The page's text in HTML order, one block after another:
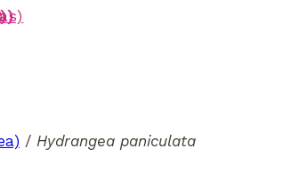
/ Hydrangea paniculata